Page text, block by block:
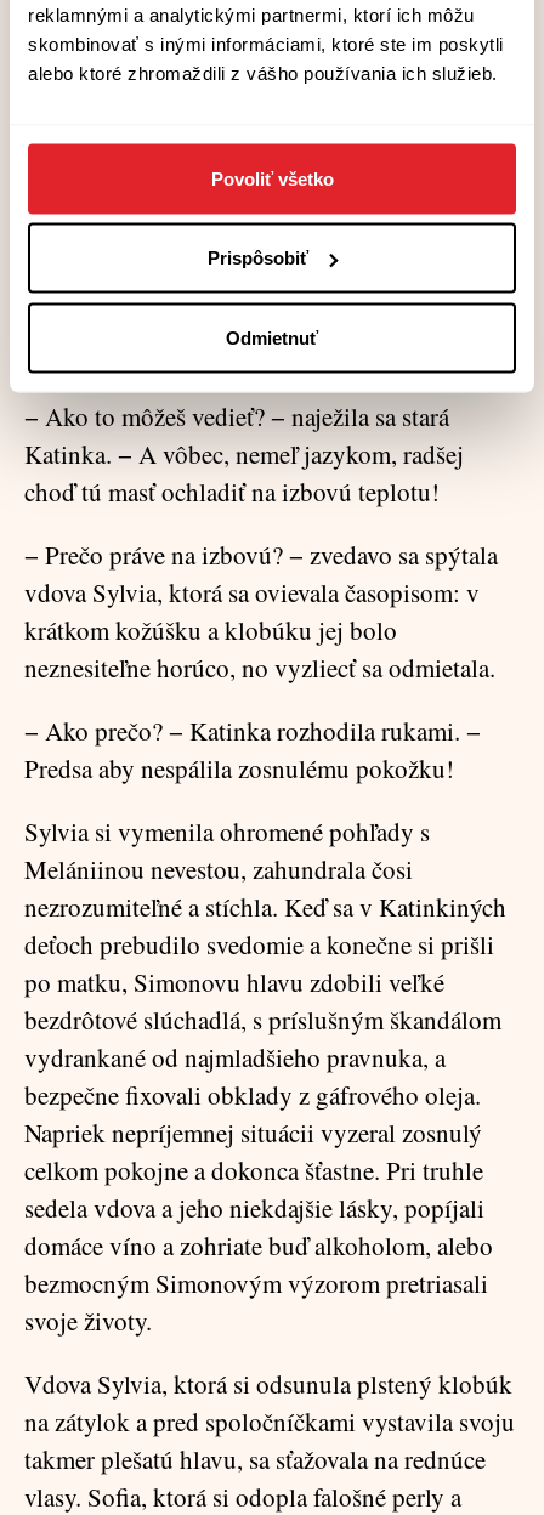
reklamnými a analytickými partnermi, ktorí ich môžu
skombinovať s inými informáciami, ktoré ste im poskytli
alebo ktoré zhromaždili z vášho používania ich služieb.
Povoliť všetko
Prispôsobiť
Odmietnuť
vyškierať.
− Doneste kačaciu masť! − zavelila.
− Najdôležitejšie je gáfrový olej priložiť zhora.
Tak to robila liečiteľka! − Katinka len tak sypala
pokyny a sledovala, či gáfor aplikujú správne. –
Inak môže vyvolať kŕče, − vysvetľovala.
− No, jemu kŕče nehrozia! − precedila
− Ako to môžeš vedieť? − naježila sa stará
Katinka. − A vôbec, nemeľ jazykom, radšej
choď tú masť ochladiť na izbovú teplotu!
− Prečo práve na izbovú? − zvedavo sa spýtala
vdova Sylvia, ktorá sa ovievala časopisom: v
krátkom kožúšku a klobúku jej bolo
neznesiteľne horúco, no vyzliecť sa odmietala.
− Ako prečo? − Katinka rozhodila rukami. −
Predsa aby nespálila zosnulému pokožku!
Sylvia si vymenila ohromené pohľady s
Melániinou nevestou, zahundrala čosi
nezrozumiteľné a stíchla. Keď sa v Katinkiných
deťoch prebudilo svedomie a konečne si prišli
po matku, Simonovu hlavu zdobili veľké
bezdrôtové slúchadlá, s príslušným škandálom
vydrankané od najmladšieho pravnuka, a
bezpečne fixovali obklady z gáfrového oleja.
Napriek nepríjemnej situácii vyzeral zosnulý
celkom pokojne a dokonca šťastne. Pri truhle
sedela vdova a jeho niekdajšie lásky, popíjali
domáce víno a zohriate buď alkoholom, alebo
bezmocným Simonovým výzorom pretriasali
svoje životy.
Vdova Sylvia, ktorá si odsunula plstený klobúk
na zátylok a pred spoločníčkami vystavila svoju
takmer plešatú hlavu, sa sťažovala na rednúce
vlasy. Sofia, ktorá si odopla falošné perly a